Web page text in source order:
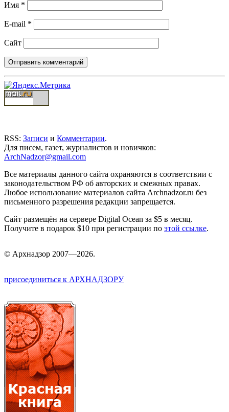
Имя *
E-mail *
Сайт
RSS: Записи и Комментарии.
Для писем, газет, журналистов и новичков:
ArchNadzor@gmail.com
Все материалы данного сайта охраняются в соответствии с
законодательством РФ об авторских и смежных правах.
Любое использование материалов сайта Archnadzor.ru без
письменного разрешения редакции запрещается.
Сайт размещён на сервере Digital Ocean за $5 в месяц.
Получите в подарок $10 при регистрации по этой ссылке.
© Архнадзор 2007—2026.
присоединиться к АРХНАДЗОРУ